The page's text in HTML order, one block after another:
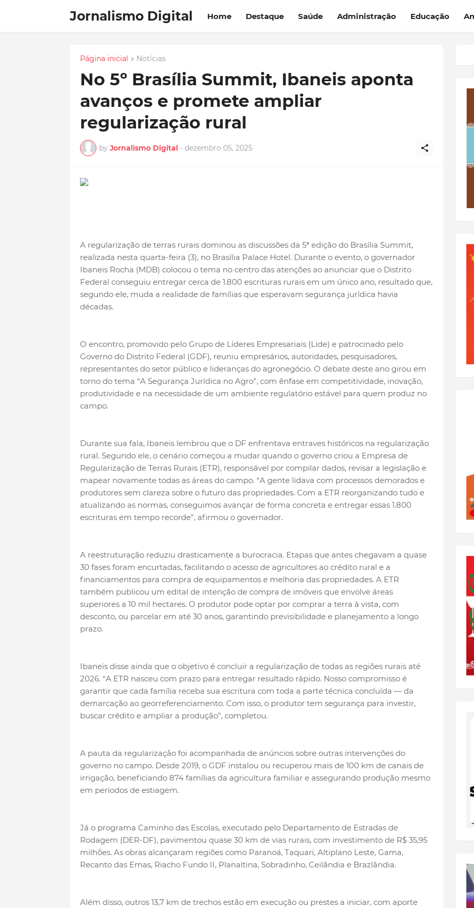
Jornalismo Digital Home Destaque Saúde Administração Educação
Página inicial Notícias
No 5º Brasília Summit, Ibaneis aponta
avanços e promete ampliar
regularização rural
by Jornalismo Digital - dezembro 05, 2025
A regularização de terras rurais dominou as discussões da 5ª edição do Brasília Summit,
realizada nesta quarta-feira (3), no Brasília Palace Hotel. Durante o evento, o governador
Ibaneis Rocha (MDB) colocou o tema no centro das atenções ao anunciar que o Distrito
Federal conseguiu entregar cerca de 1.800 escrituras rurais em um único ano, resultado que,
segundo ele, muda a realidade de famílias que esperavam segurança jurídica havia
décadas.
O encontro, promovido pelo Grupo de Líderes Empresariais (Lide) e patrocinado pelo
Governo do Distrito Federal (GDF), reuniu empresários, autoridades, pesquisadores,
representantes do setor público e lideranças do agronegócio. O debate deste ano girou em
torno do tema “A Segurança Jurídica no Agro”, com ênfase em competitividade, inovação,
produtividade e na necessidade de um ambiente regulatório estável para quem produz no
campo.
Durante sua fala, Ibaneis lembrou que o DF enfrentava entraves históricos na regularização
rural. Segundo ele, o cenário começou a mudar quando o governo criou a Empresa de
Regularização de Terras Rurais (ETR), responsável por compilar dados, revisar a legislação e
mapear novamente todas as áreas do campo. “A gente lidava com processos demorados e
produtores sem clareza sobre o futuro das propriedades. Com a ETR reorganizando tudo e
atualizando as normas, conseguimos avançar de forma concreta e entregar essas 1.800
escrituras em tempo recorde”, afirmou o governador.
A reestruturação reduziu drasticamente a burocracia. Etapas que antes chegavam a quase
30 fases foram encurtadas, facilitando o acesso de agricultores ao crédito rural e a
financiamentos para compra de equipamentos e melhoria das propriedades. A ETR
também publicou um edital de intenção de compra de imóveis que envolve áreas
superiores a 10 mil hectares. O produtor pode optar por comprar a terra à vista, com
desconto, ou parcelar em até 30 anos, garantindo previsibilidade e planejamento a longo
prazo.
Ibaneis disse ainda que o objetivo é concluir a regularização de todas as regiões rurais até
2026. “A ETR nasceu com prazo para entregar resultado rápido. Nosso compromisso é
garantir que cada família receba sua escritura com toda a parte técnica concluída — da
demarcação ao georreferenciamento. Com isso, o produtor tem segurança para investir,
buscar crédito e ampliar a produção”, completou.
A pauta da regularização foi acompanhada de anúncios sobre outras intervenções do
governo no campo. Desde 2019, o GDF instalou ou recuperou mais de 100 km de canais de
irrigação, beneficiando 874 famílias da agricultura familiar e assegurando produção mesmo
em períodos de estiagem.
Já o programa Caminho das Escolas, executado pelo Departamento de Estradas de
Rodagem (DER-DF), pavimentou quase 30 km de vias rurais, com investimento de R$ 35,95
milhões. As obras alcançaram regiões como Paranoá, Taquari, Altiplano Leste, Gama,
Recanto das Emas, Riacho Fundo II, Planaltina, Sobradinho, Ceilândia e Brazlândia.
Além disso, outros 13,7 km de trechos estão em execução ou prestes a iniciar, com aporte